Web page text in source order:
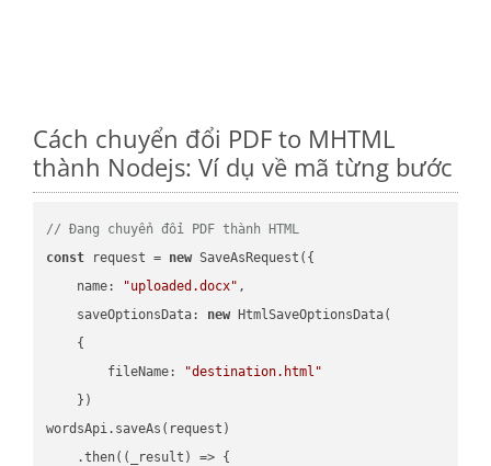
Cách chuyển đổi PDF to MHTML
thành Nodejs: Ví dụ về mã từng bước
// Đang chuyển đổi PDF thành HTML
const request = new SaveAsRequest({
name: "uploaded.docx" ,
saveOptionsData: new HtmlSaveOptionsData(
    {
fileName:
"destination.html"
    })
wordsApi.saveAs(request)
    .then(
( _result ) => {